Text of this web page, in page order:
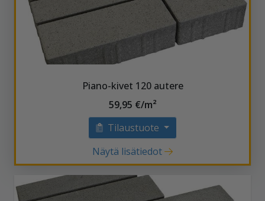
Piano-kivet 120 autere
59,95 €/m²
Tilaustuote
Näytä lisätiedot